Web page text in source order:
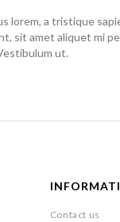
lorem, a tristique
sit amet aliquet mi
ut.
Contact us